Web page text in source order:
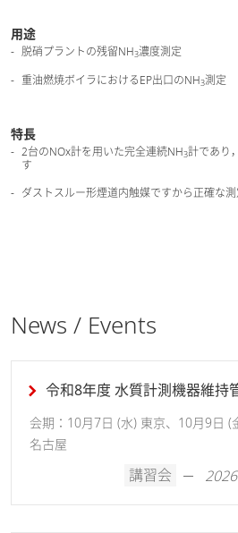
用途
脱硝プラントの残留NH3濃度測定
重油燃焼ボイラにおけるEP出口のNH3測定
特長
2台のNOx計を用いた完全連続NH3計であり
す
ダストスルー形煙道内触媒ですから正確な
News / Events
令和8年度 水質計測機器維持
会期：10月7日 (水) 東京、10月9日 (
名古屋
講習会